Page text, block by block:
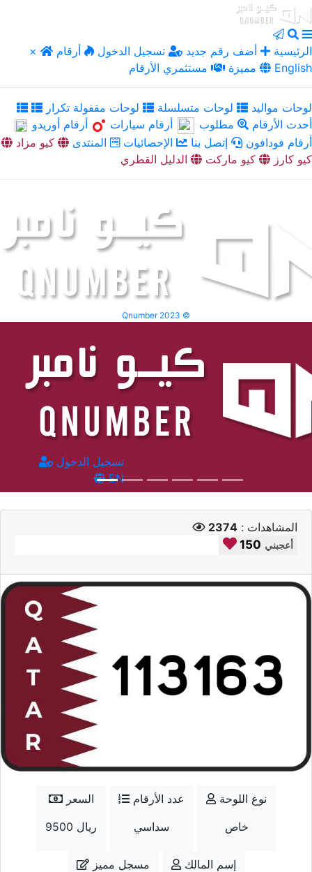
× الرئيسية أضف رقم جديد تسجيل الدخول
أرقام
مميزة
مستثمري الأرقام English
لوحات مواليد لوحات متسلسلة
لوحات مقفولة تكرار
أحدث الأرقام
مطلوب أرقام سيارات
أرقام أوريدو
أرقام فودافون
إتصل بنا الإحصائيات المنتدى
كيو مزاد
كيو كارز
كيو ماركت الدليل القطري
Qnumber 2023 ©
تسجيل الدخول
EN
المشاهدات : 2374
150 أعجبني
السعر
9500 ريال
عدد الأرقام
سداسي
نوع اللوحة
خاص
مسجل مميز
إسم المالك